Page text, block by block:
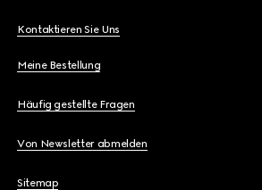
Kontaktieren Sie Uns
Meine Bestellung
Häufig gestellte Fragen
Von Newsletter abmelden
Sitemap